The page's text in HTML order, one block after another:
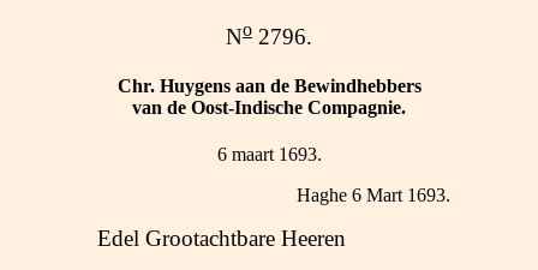
No 2796.
Chr. Huygens aan de Bewindhebbers
van de Oost-Indische Compagnie.
6 maart 1693.
Haghe 6 Mart 1693.
Edel Grootachtbare Heeren